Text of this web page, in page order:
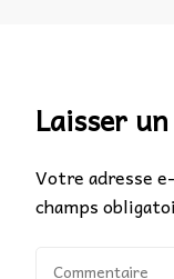
Laisser
Votre adresse
champs